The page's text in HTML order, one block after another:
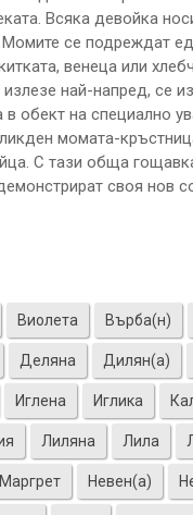
Всяка девойка
се подреждат
венеца или
най-напред, се
обект на специално
момата-
С тази обща
своя нов
Виолета Върба(н)
Деляна Дилян(а)
Иглена Иглика
Лиляна Лила
Маргрет Невен(а)